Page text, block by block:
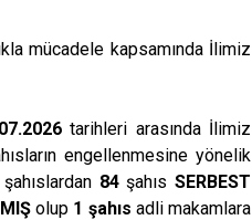
mücadele kapsamında İlimiz
tarihleri arasında İlimiz
engellenmesine yönelik
84şahısSERBEST
olup 1 şahıs adli makamlara